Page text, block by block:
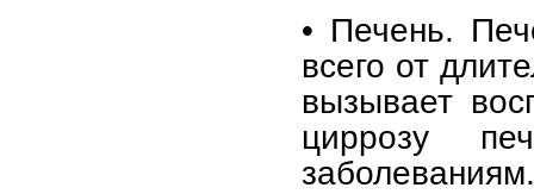
• Печень.
всего от
вызывает
циррозу
заболеваниям.